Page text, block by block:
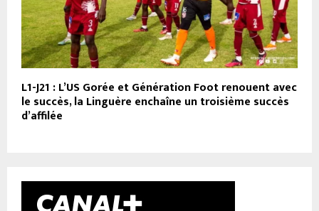
L1-J21 : L’US Gorée et Génération Foot renouent avec
le succès, la Linguère enchaîne un troisième succès
d’affilée